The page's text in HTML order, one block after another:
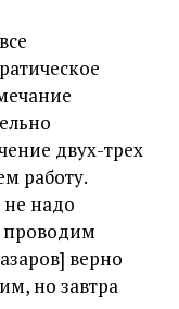
двух-трех
работу.
надо
проводим
верно
но завтра